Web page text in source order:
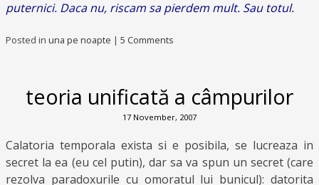
puternici. Daca nu, riscam sa pierdem mult. Sau totul.
Posted in una pe noapte | 5 Comments
teoria unificată a câmpurilor
17 November, 2007
Calatoria temporala exista si e posibila, se lucreaza in
secret la ea (eu cel putin), dar sa va spun un secret (care
rezolva paradoxurile cu omoratul lui bunicul): datorita